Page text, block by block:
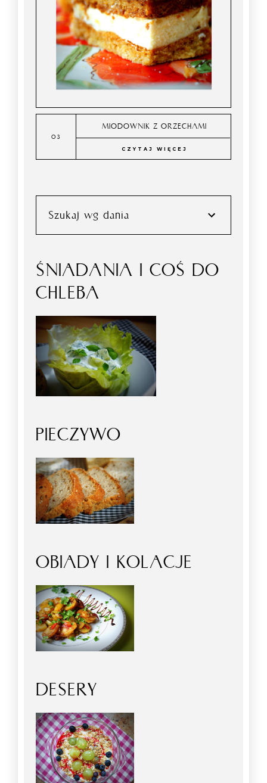
MIODOWNIK Z ORZECHAMI
CZYTAJ WIĘCEJ
Szukaj wg dania
ŚNIADANIA I COŚ DO
CHLEBA
PIECZYWO
OBIADY I KOLACJE
DESERY